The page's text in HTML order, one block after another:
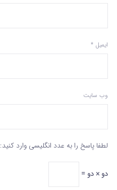
ایمیل *
وب‌ سایت
لطفا پاسخ را به عدد انگلیسی وارد کنید:
دو × دو =